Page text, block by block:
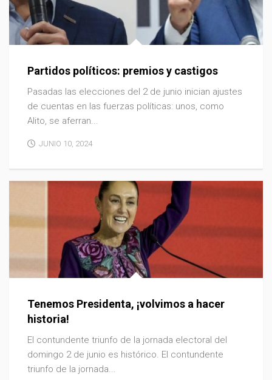
Partidos políticos: premios y castigos
Pasadas las elecciones del 2 de junio inician ajustes
de cuentas en las fuerzas políticas: unos, como
Alito, se aferran...
JUNIO 10, 2024
Tenemos Presidenta, ¡volvimos a hacer
historia!
El contundente triunfo de la jornada electoral del
domingo 2 de junio es histórico. El contundente
triunfo de la jornada...